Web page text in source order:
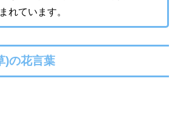
れています。
)の花言葉